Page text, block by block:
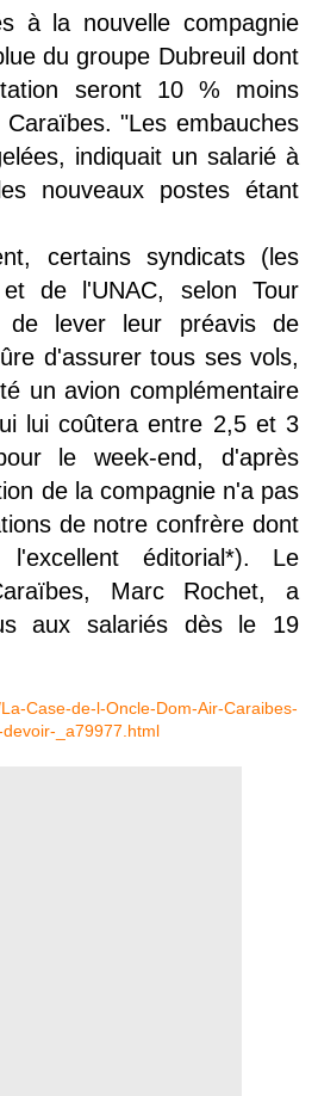
à la nouvelle compagnie
du groupe Dubreuil dont
seront 10 % moins
"Les embauches
indiquait un salarié à
nouveaux postes étant
certains syndicats (les
de l'UNAC, selon Tour
de lever leur préavis de
d'assurer tous ses vols,
un avion complémentaire
lui coûtera entre 2,5 et 3
le week-end, d'après
de la compagnie n'a pas
de notre confrère dont
l'excellent éditorial*). Le
Marc Rochet, a
aux salariés dès le 19
Case-de-l-Oncle-Dom-Air-Caraibes-
_a79977.html